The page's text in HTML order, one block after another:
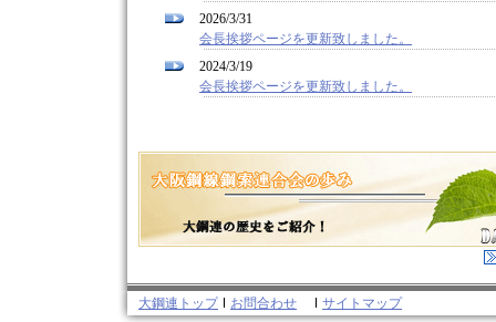
2026/3/31
会長挨拶ページを更新致しました。
2024/3/19
会長挨拶ページを更新致しました。
大鋼連トップ お問合わせ サイトマップ